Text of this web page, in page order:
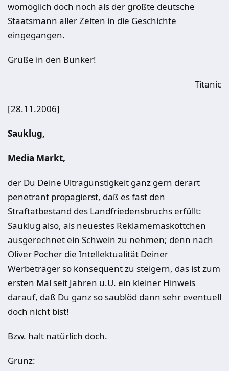
womöglich doch noch als der größte deutsche
Staatsmann aller Zeiten in die Geschichte
eingegangen.
Grüße in den Bunker!
Titanic
[28.11.2006]
Sauklug,
Media Markt,
der Du Deine Ultragünstigkeit ganz gern derart
penetrant propagierst, daß es fast den
Straftatbestand des Landfriedensbruchs erfüllt:
Sauklug also, als neuestes Reklamemaskottchen
ausgerechnet ein Schwein zu nehmen; denn nach
Oliver Pocher die Intellektualität Deiner
Werbeträger so konsequent zu steigern, das ist zum
ersten Mal seit Jahren u.U. ein kleiner Hinweis
darauf, daß Du ganz so saublöd dann sehr eventuell
doch nicht bist!
Bzw. halt natürlich doch.
Grunz: